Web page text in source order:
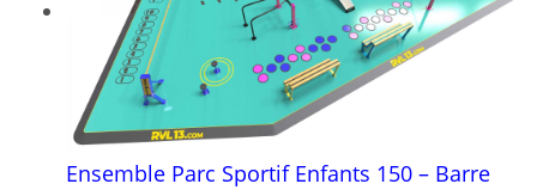
Ensemble Parc Sportif Enfants 150 – Barre